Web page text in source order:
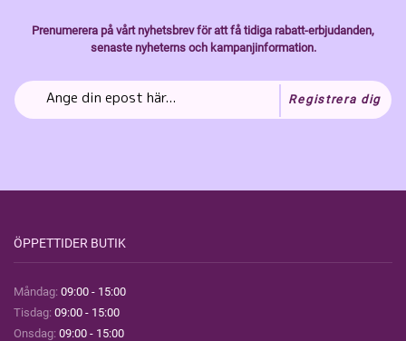
Prenumerera på vårt nyhetsbrev för att få tidiga rabatt-erbjudanden,
senaste nyheterns och kampanjinformation.
Registrera dig
ÖPPETTIDER BUTIK
Måndag: 09:00 - 15:00
Tisdag: 09:00 - 15:00
Onsdag: 09:00 - 15:00